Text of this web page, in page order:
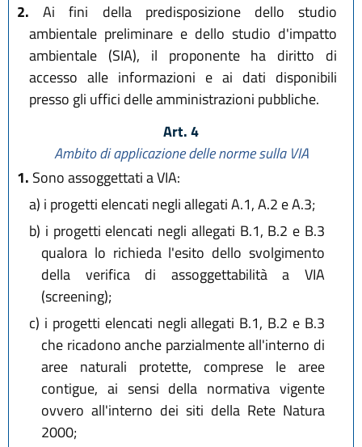
2. Ai fini della predisposizione dello studio
ambientale preliminare e dello studio d'impatto
ambientale (SIA), il proponente ha diritto di
accesso alle informazioni e ai dati disponibili
presso gli uffici delle amministrazioni pubbliche.
Art. 4
Ambito di applicazione delle norme sulla VIA
1. Sono assoggettati a VIA:
a) i progetti elencati negli allegati A.1, A.2 e A.3;
b) i progetti elencati negli allegati B.1, B.2 e B.3
qualora lo richieda l'esito dello svolgimento
della verifica di assoggettabilità a VIA
(screening);
c) i progetti elencati negli allegati B.1, B.2 e B.3
che ricadono anche parzialmente all'interno di
aree naturali protette, comprese le aree
contigue, ai sensi della normativa vigente
ovvero all'interno dei siti della Rete Natura
2000;